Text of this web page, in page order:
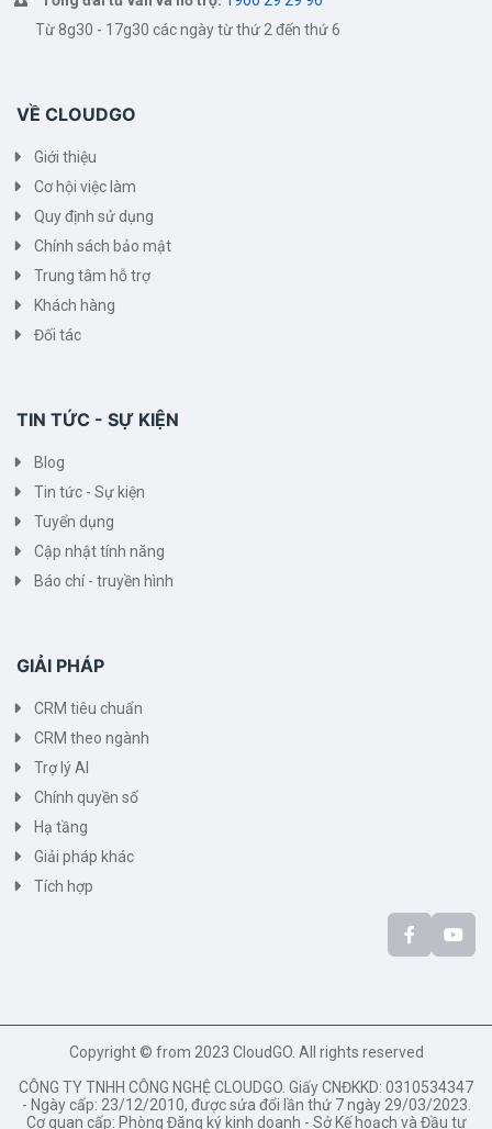
Từ 8g30 - 17g30 các ngày từ thứ 2 đến thứ 6
VỀ CLOUDGO
Giới thiệu
Cơ hội việc làm
Quy định sử dụng
Chính sách bảo mật
Trung tâm hỗ trợ
Khách hàng
Đối tác
TIN TỨC - SỰ KIỆN
Blog
Tin tức - Sự kiện
Tuyển dụng
Cập nhật tính năng
Báo chí - truyền hình
GIẢI PHÁP
CRM tiêu chuẩn
CRM theo ngành
Trợ lý AI
Chính quyền số
Hạ tầng
Giải pháp khác
Tích hợp
Copyright © from 2023 CloudGO. All rights reserved
CÔNG TY TNHH CÔNG NGHỆ CLOUDGO. Giấy CNĐKKD: 0310534347
- Ngày cấp: 23/12/2010, được sửa đổi lần thứ 7 ngày 29/03/2023.
Cơ quan cấp: Phòng Đăng ký kinh doanh - Sở Kế hoạch và Đầu tư